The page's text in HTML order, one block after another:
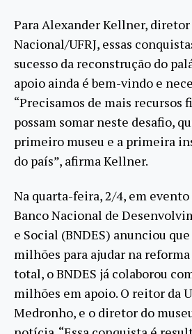
Para Alexander Kellner, diretor
Nacional/UFRJ, essas
sucesso da reconstrução do
apoio ainda é bem-vindo e
“Precisamos de mais recursos
possam somar neste desafio,
primeiro museu e a primeira
do país”, afirma Kellner.
Na quarta-feira, 2/4, em
Banco Nacional de
e Social (BNDES) anunciou
milhões para ajudar na
total, o BNDES já colaborou
milhões em apoio. O reitor da
Medronho, e o diretor do